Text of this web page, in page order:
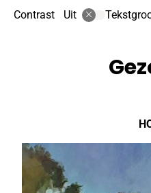
Contrast Uit